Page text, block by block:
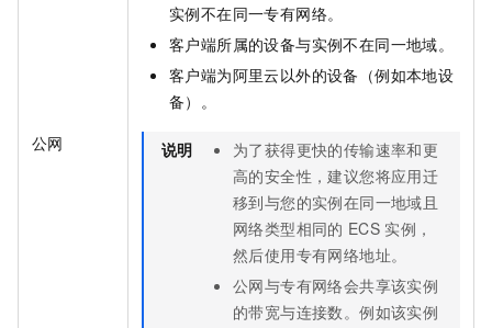
公网
实例不在同一专有网络。
客户端所属的设备与实例不在同一地域。
客户端为阿里云以外的设备（例如本地设
备）。
说明
为了获得更快的传输速率和更
高的安全性，建议您将应用迁
移到与您的实例在同一地域且
网络类型相同的 ECS 实例，
然后使用专有网络地址。
公网与专有网络会共享该实例
的带宽与连接数。例如该实例